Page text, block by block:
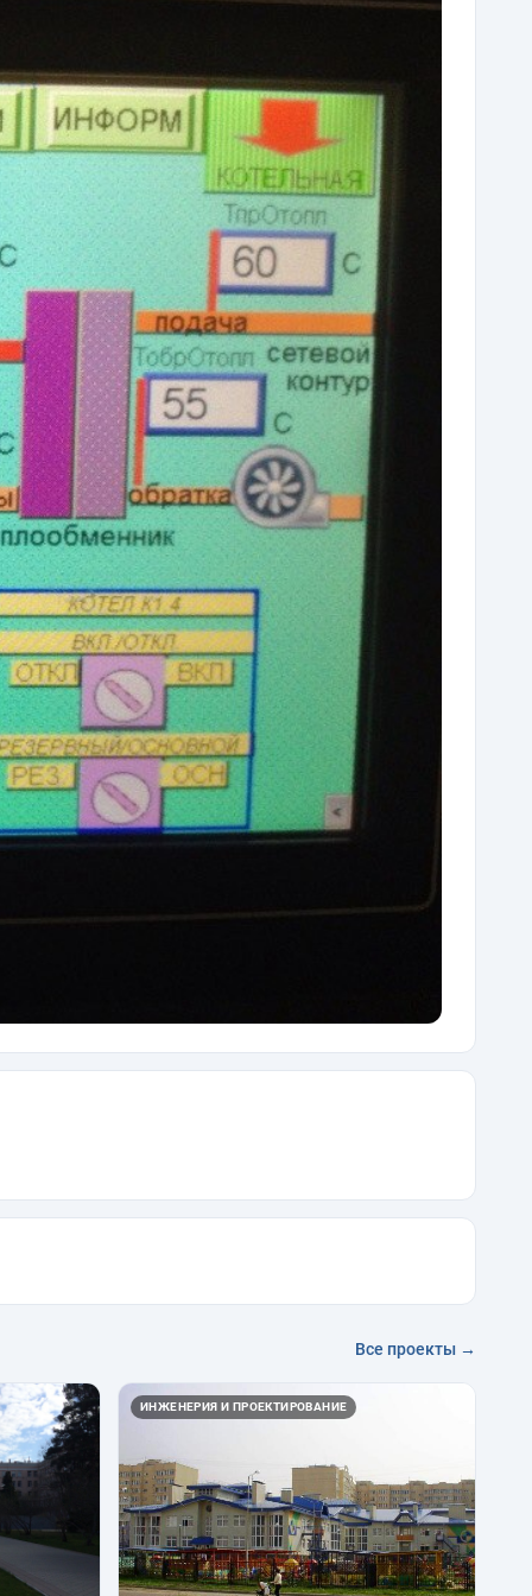
Все проекты →
ИНЖЕНЕРИЯ И ПРОЕКТИРОВАНИЕ